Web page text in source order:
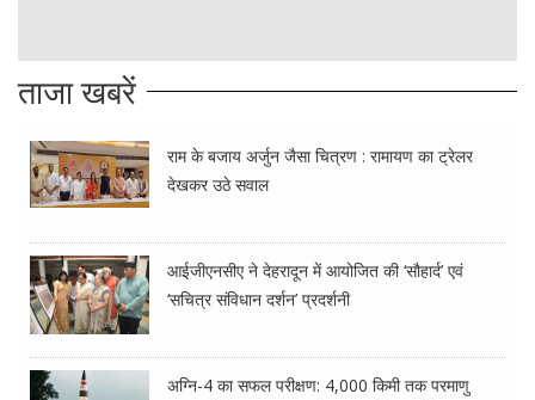
ताजा खबरें
राम के बजाय अर्जुन जैसा चित्रण : रामायण का ट्रेलर
देखकर उठे सवाल
आईजीएनसीए ने देहरादून में आयोजित की ‘सौहार्द’ एवं
‘सचित्र संविधान दर्शन’ प्रदर्शनी
अग्नि-4 का सफल परीक्षण: 4,000 किमी तक परमाणु